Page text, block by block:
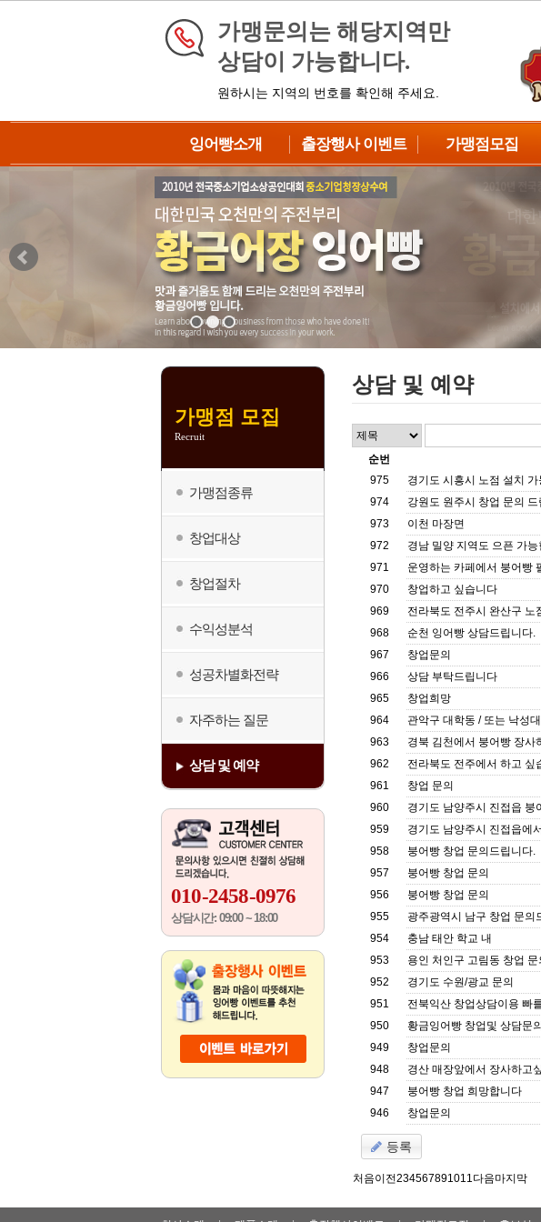
가맹문의는 해당지역만
상담이 가능합니다.
원하시는 지역의 번호를 확인해 주세요.
잉어빵소개
브랜드소개
제품소개
납품과정
제조방법
출장행사 이벤트
이벤트 신청
대형이벤트
중형이벤트
DIY이벤트
BIG이벤트
가맹점모집
가맹점종류
자주하는질문
상담 및 예약
가맹점 모집
Recruit
가맹점종류
창업대상
창업절차
수익성분석
성공차별화전략
자주하는 질문
상담 및 예약
010-2458-0976
상담시간: 09:00 ~ 18:00
상담 및 예약
순번
975
경기도 시흥시 노점 설치 가
974
강원도 원주시 창업 문의
973
이천 마장면
972
경남 밀양 지역도 으픈 가
971
운영하는 카페에서 붕어빵
970
창업하고 싶습니다
969
전라북도 전주시 완산구 노
968
순천 잉어빵 상담드립니다.
967
창업문의
966
상담 부탁드립니다
965
창업희망
964
관악구 대학동 / 또는 낙성
963
경북 김천에서 붕어빵 장사
962
전라북도 전주에서 하고 싶
961
창업 문의
960
경기도 남양주시 진접읍 붕
959
경기도 남양주시 진접읍에
958
붕어빵 창업 문의드립니다.
957
붕어빵 창업 문의
956
붕어빵 창업 문의
955
광주광역시 남구 창업 문의
954
충남 태안 학교 내
953
용인 처인구 고림동 창업
952
경기도 수원/광교 문의
951
전북익산 창업상담이용 빠
950
황금잉어빵 창업및 상담문의
949
창업문의
948
경산 매장앞에서 장사하고
947
붕어빵 창업 희망합니다
946
창업문의
등록
처음이전234567891011다음마지막